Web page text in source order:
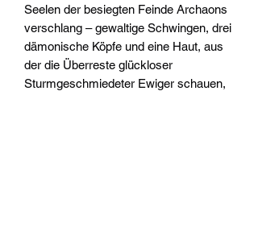
Seelen der besiegten Feinde Archaons
verschlang – gewaltige Schwingen, drei
dämonische Köpfe und eine Haut, aus
der die Überreste glückloser
Sturmgeschmiedeter Ewiger schauen,